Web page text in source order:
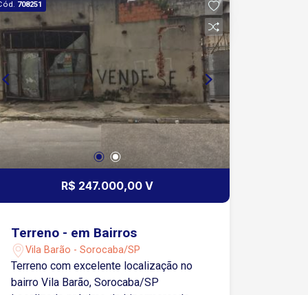
708251
R$ 247.000,00 V
Terreno - em Bairros
Vila Barão - Sorocaba/SP
Terreno com excelente localização no
bairro Vila Barão, Sorocaba/SP